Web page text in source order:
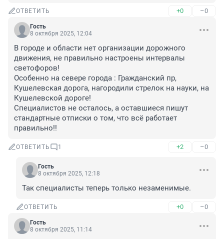
ОТВЕТИТЬ +0 –0
Гость
8 октября 2025, 12:04
В городе и области нет организации дорожного
движения, не правильно настроены интервалы
светофоров!
Особенно на севере города : Гражданский пр,
Кушелевская дорога, нагородили стрелок на науки, на
Кушелевской дороге!
Специалистов не осталось, а оставшиеся пишут
стандартные отписки о том, что всё работает
правильно!!
ОТВЕТИТЬ 1 +2 –0
Гость
8 октября 2025, 12:18
Так специалисты теперь только незаменимые.
ОТВЕТИТЬ +0 –0
Гость
8 октября 2025, 11:14